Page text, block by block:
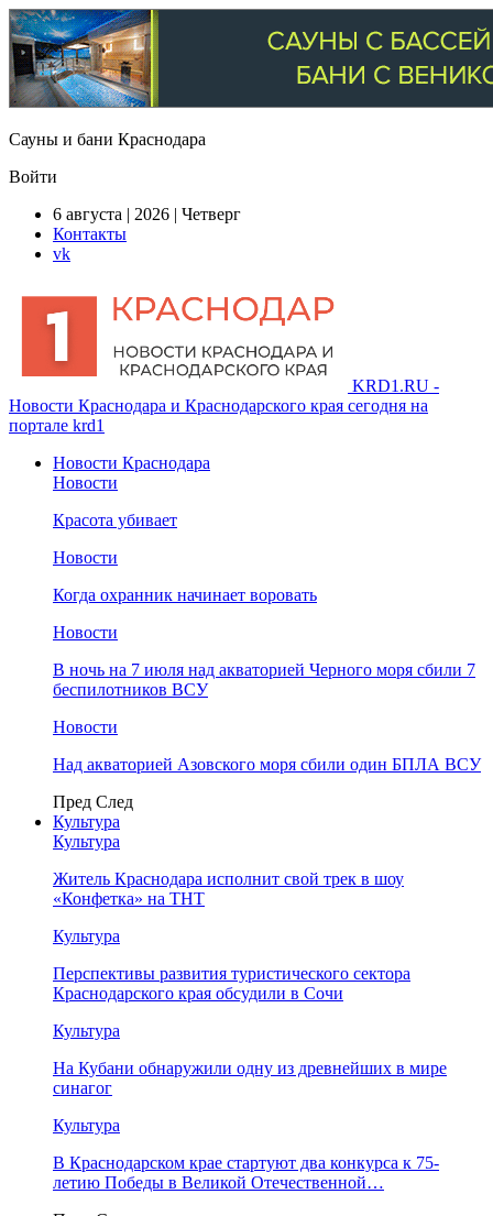
Сауны и бани Краснодара
Войти
6 августа | 2026 | Четверг
Контакты
vk
KRD1.RU -
Новости Краснодара и Краснодарского края сегодня на
портале krd1
Новости Краснодара
Новости
Красота убивает
Новости
Когда охранник начинает воровать
Новости
В ночь на 7 июля над акваторией Черного моря сбили 7
беспилотников ВСУ
Новости
Над акваторией Азовского моря сбили один БПЛА ВСУ
Пред След
Культура
Культура
Житель Краснодара исполнит свой трек в шоу
«Конфетка» на ТНТ
Культура
Перспективы развития туристического сектора
Краснодарского края обсудили в Сочи
Культура
На Кубани обнаружили одну из древнейших в мире
синагог
Культура
В Краснодарском крае стартуют два конкурса к 75-
летию Победы в Великой Отечественной…